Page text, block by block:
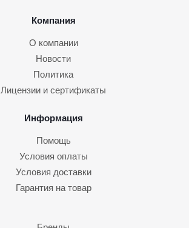
Компания
О компании
Новости
Политика
Лицензии и сертификаты
Информация
Помощь
Условия оплаты
Условия доставки
Гарантия на товар